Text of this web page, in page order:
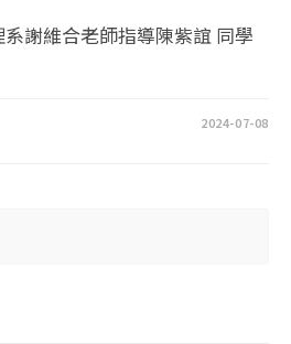
謝維合老師指導陳紫誼 同學
2024-07-08